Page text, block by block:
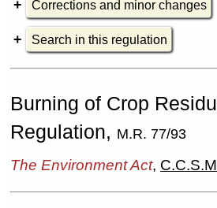
Corrections and minor changes
Search in this regulation
Burning of Crop
Regulation, M.R. 77/93
The Environment Act,